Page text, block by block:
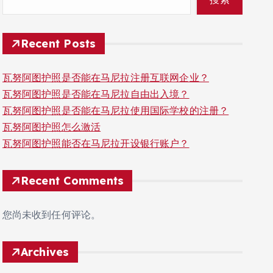
Recent Posts
瓦努阿图护照是否能在马尼拉注册互联网企业？
瓦努阿图护照是否能在马尼拉自由出入境？
瓦努阿图护照是否能在马尼拉使用国际学校的注册？
瓦努阿图护照怎么激活
瓦努阿图护照能否在马尼拉开设银行账户？
Recent Comments
您尚未收到任何评论。
Archives